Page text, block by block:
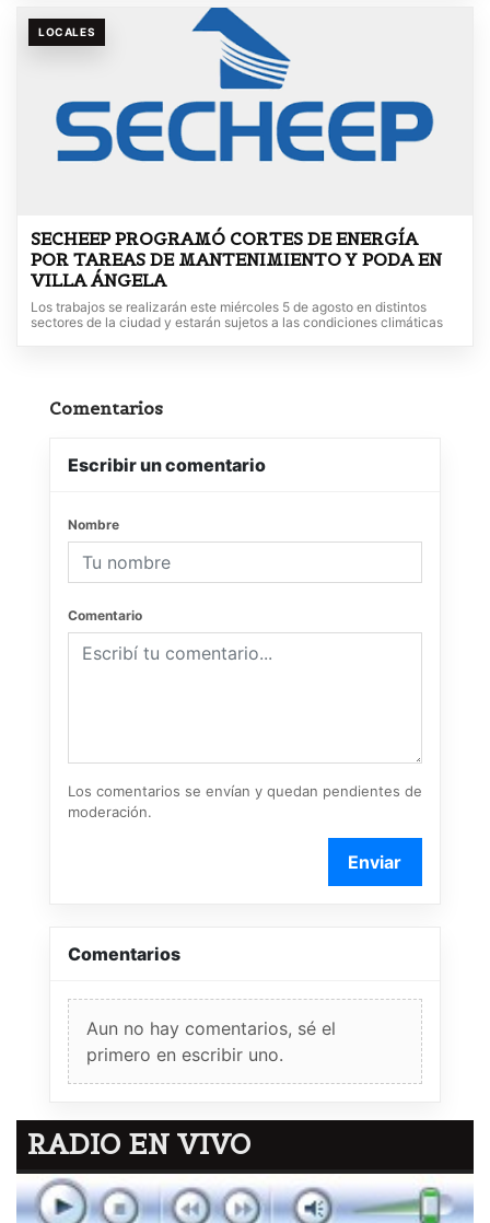
LOCALES
SECHEEP PROGRAMÓ CORTES DE ENERGÍA
POR TAREAS DE MANTENIMIENTO Y PODA EN
VILLA ÁNGELA
Los trabajos se realizarán este miércoles 5 de agosto en distintos
sectores de la ciudad y estarán sujetos a las condiciones climáticas
Comentarios
Escribir un comentario
Nombre
Comentario
Los comentarios se envían y quedan pendientes de
moderación.
Enviar
Comentarios
Aun no hay comentarios, sé el
primero en escribir uno.
RADIO EN VIVO